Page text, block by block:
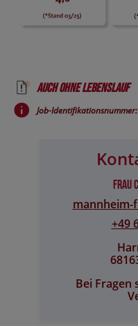
Auch ohne Lebenslauf
Job-
Frau
mannheim-
+49
Bei Fragen